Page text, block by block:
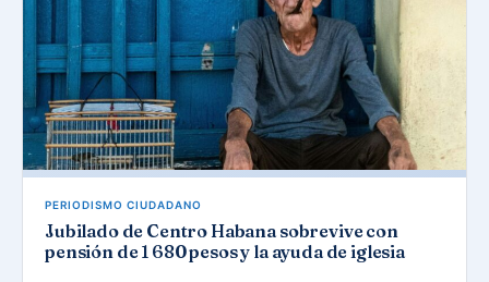
PERIODISMO CIUDADANO
Jubilado de Centro Habana sobrevive con
pensión de 1 680 pesos y la ayuda de iglesia